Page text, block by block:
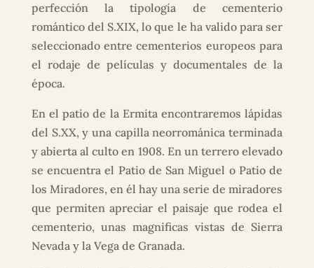
perfección la tipología de cementerio
romántico del S.XIX, lo que le ha valido para ser
seleccionado entre cementerios europeos para
el rodaje de películas y documentales de la
época.
En el patio de la Ermita encontraremos lápidas
del S.XX, y una capilla neorrománica terminada
y abierta al culto en 1908. En un terrero elevado
se encuentra el Patio de San Miguel o Patio de
los Miradores, en él hay una serie de miradores
que permiten apreciar el paisaje que rodea el
cementerio, unas magnificas vistas de Sierra
Nevada y la Vega de Granada.